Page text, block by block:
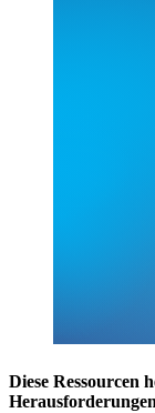
Diese Ressourcen